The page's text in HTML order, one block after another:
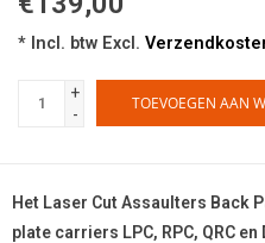
* Incl. btw Excl.
+
-
TOEVOEGEN AAN
Het Laser Cut Assaulters Back
plate carriers LPC, RPC, QRC